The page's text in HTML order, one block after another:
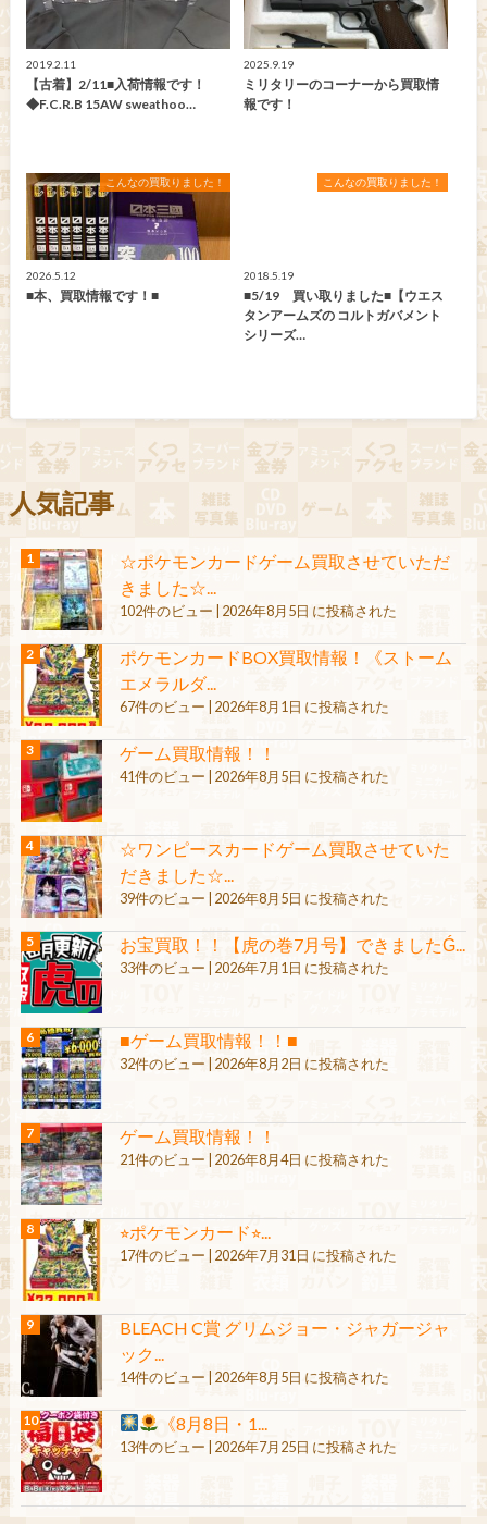
2019.2.11
【古着】2/11■入荷情報です！
◆F.C.R.B 15AW sweathoo…
2025.9.19
ミリタリーのコーナーから買取情
報です！
こんなの買取りました！
2026.5.12
■本、買取情報です！■
こんなの買取りました！
2018.5.19
■5/19 買い取りました■【ウエス
タンアームズの コルトガバメント
シリーズ…
人気記事
☆ポケモンカードゲーム買取させていただ
きました☆...
102件のビュー | 2026年8月5日 に投稿された
ポケモンカードBOX買取情報！《ストーム
エメラルダ...
67件のビュー | 2026年8月1日 に投稿された
ゲーム買取情報！！
41件のビュー | 2026年8月5日 に投稿された
☆ワンピースカードゲーム買取させていた
だきました☆...
39件のビュー | 2026年8月5日 に投稿された
お宝買取！！【虎の巻7月号】できましたǴ...
33件のビュー | 2026年7月1日 に投稿された
■ゲーム買取情報！！■
32件のビュー | 2026年8月2日 に投稿された
ゲーム買取情報！！
21件のビュー | 2026年8月4日 に投稿された
⭐︎ポケモンカード⭐︎...
17件のビュー | 2026年7月31日 に投稿された
BLEACH C賞 グリムジョー・ジャガージャ
ック...
14件のビュー | 2026年8月5日 に投稿された
《8月8日・1...
13件のビュー | 2026年7月25日 に投稿された